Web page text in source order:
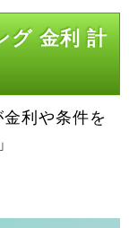
グ 金利 計
利や条件を